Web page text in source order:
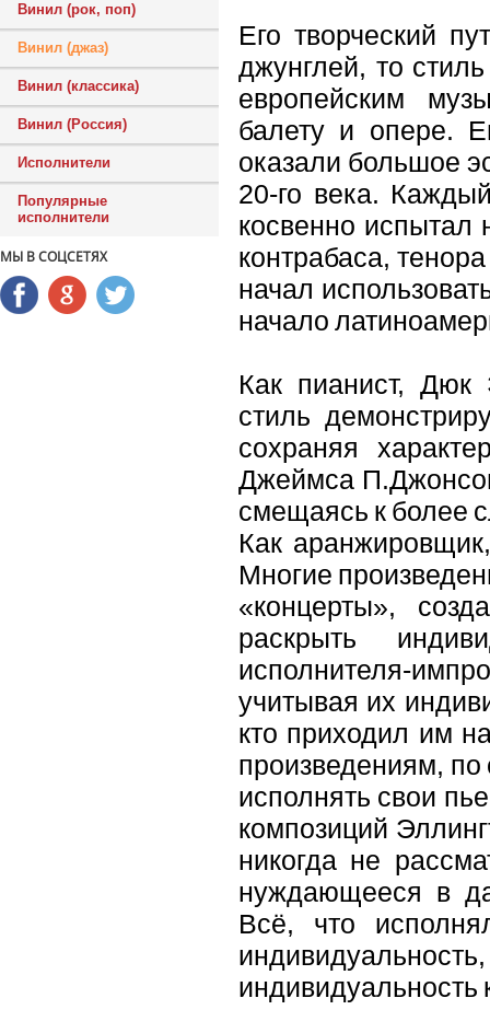
Винил (рок, поп)
Винил (джаз)
Винил (классика)
Винил (Россия)
Исполнители
Популярные
исполнители
МЫ В СОЦСЕТЯХ
Его творческий
джунглей, то
европейским
балету и опере.
оказали большое
20-го века.
косвенно испытал
контрабаса,
начал
начало
Как пианист, Дюк
стиль
сохраняя
Джеймса
смещаясь к более
Как
Многие
«концерты»,
раскрыть
исполнителя-
учитывая их
кто приходил им
произведениям, по
исполнять свои
композиций
никогда не
нуждающееся в
Всё, что
индивидуальность